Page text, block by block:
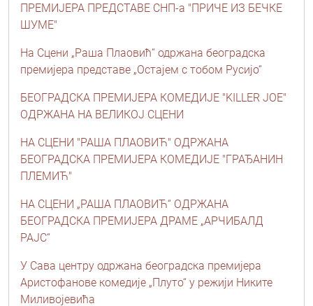
ПРЕМИЈЕРА ПРЕДСТАВЕ СНП-а "ПРИЧЕ ИЗ БЕЧКЕ
ШУМЕ"
На Сцени „Раша Плаовић“ одржана београдска
премијера представе „Остајем с тобом Русијо“
БЕОГРАДСКА ПРЕМИЈЕРА КОМЕДИЈЕ "KILLER JOE"
ОДРЖАНА НА ВЕЛИКОЈ СЦЕНИ
НА СЦЕНИ "РАША ПЛАОВИЋ" ОДРЖАНА
БЕОГРАДСКА ПРЕМИЈЕРА КОМЕДИЈЕ "ГРАЂАНИН
ПЛЕМИЋ"
НА СЦЕНИ „РАША ПЛАОВИЋ“ ОДРЖАНА
БЕОГРАДСКА ПРЕМИЈЕРА ДРАМЕ „АРЧИБАЛД
РАЈС“
У Сава центру одржана београдска премијера
Аристофанове комедије „Плуто“ у режији Никите
Миливојевића